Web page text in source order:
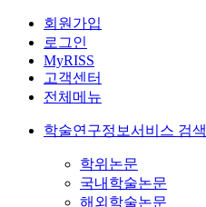
회원가입
로그인
MyRISS
고객센터
전체메뉴
학술연구정보서비스 검색
학위논문
국내학술논문
해외학술논문